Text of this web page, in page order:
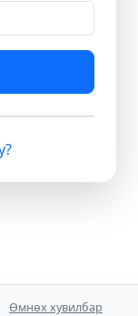
Өмнөх хувилбар